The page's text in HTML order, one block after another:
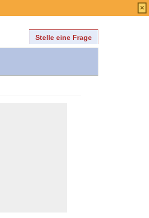
Stelle eine Frage
×